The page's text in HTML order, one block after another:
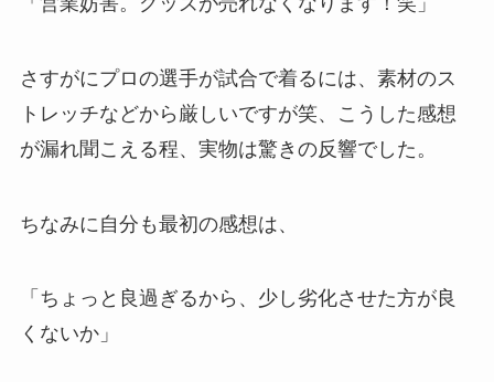
さすがにプロの選手が試合で着るには、素材のス
トレッチなどから厳しいですが笑、こうした感想
が漏れ聞こえる程、実物は驚きの反響でした。
ちなみに自分も最初の感想は、
「ちょっと良過ぎるから、少し劣化させた方が良
くないか」